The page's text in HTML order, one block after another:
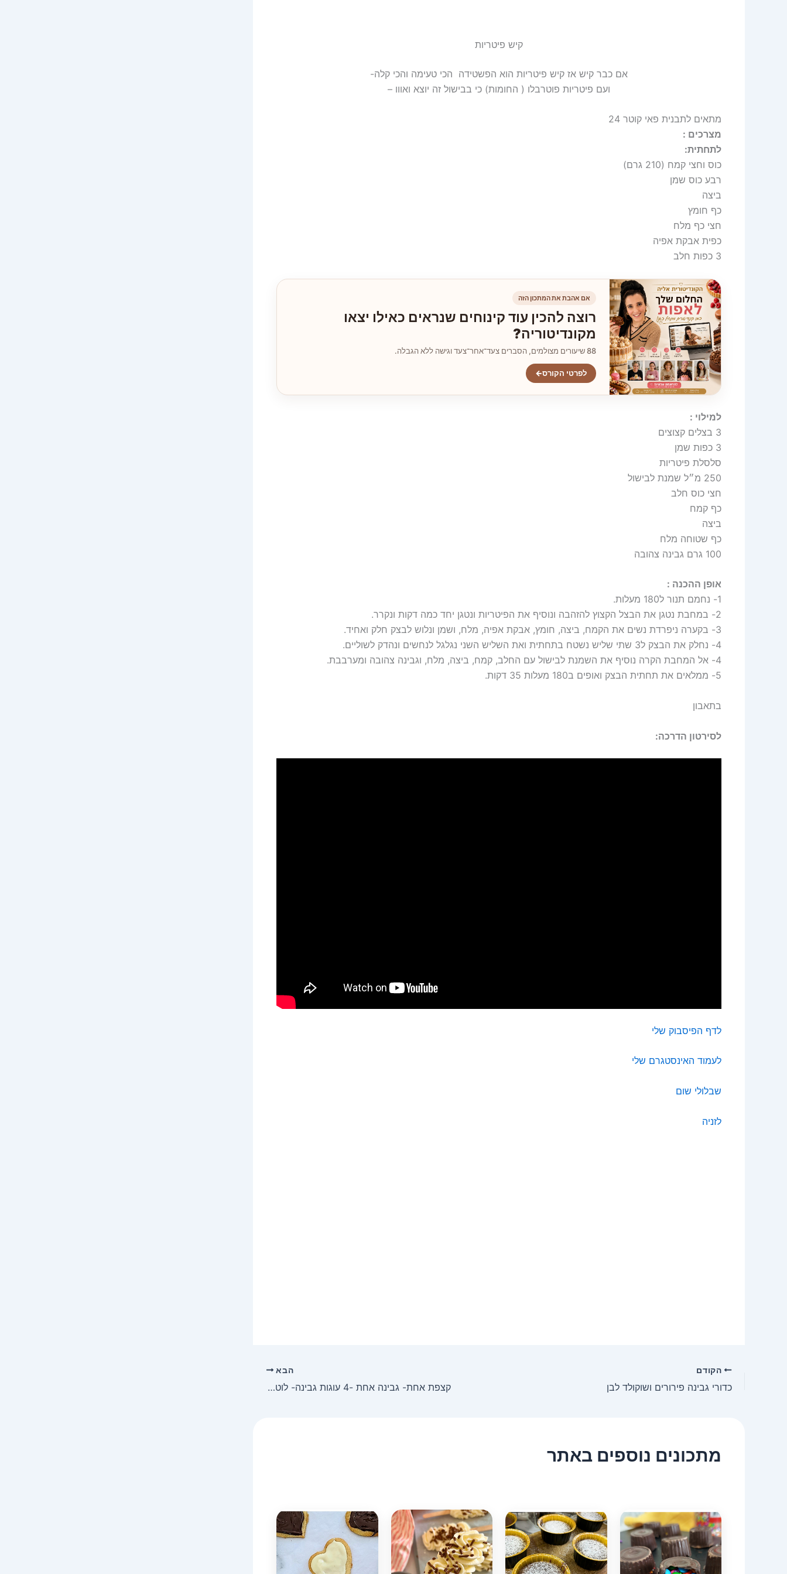
קיש פיטריות
אם כבר קיש אז קיש פיטריות הוא הפשטידה הכי טעימה והכי קלה-
ועם פיטריות פוטרבלו ( החומות) כי בבישול זה יוצא ואווו –
מתאים לתבנית פאי קוטר 24
מצרכים :
לתחתית:
כוס וחצי קמח (210 גרם)
רבע כוס שמן
ביצה
כף חומץ
חצי כף מלח
כפית אבקת אפיה
3 כפות חלב
אם אהבת את המתכון הזה
רוצה להכין עוד קינוחים שנראים כאילו יצאו
מקונדיטוריה?
88 שיעורים מצולמים, הסברים צעד־אחר־צעד וגישה ללא הגבלה.
לפרטי הקורס←
למילוי :
3 בצלים קצוצים
3 כפות שמן
סלסלת פיטריות
250 מ״ל שמנת לבישול
חצי כוס חלב
כף קמח
ביצה
כף שטוחה מלח
100 גרם גבינה צהובה
אופן ההכנה :
1- נחמם תנור ל180 מעלות.
2- במחבת נטגן את הבצל הקצוץ להזהבה ונוסיף את הפיטריות ונטגן יחד כמה דקות ונקרר.
3- בקערה ניפרדת נשים את הקמח, ביצה, חומץ, אבקת אפיה, מלח, ושמן ונלוש לבצק חלק ואחיד.
4- נחלק את הבצק ל3 שתי שליש נשטח בתחתית ואת השליש השני נגלגל לנחשים ונהדק לשוליים.
4- אל המחבת הקרה נוסיף את השמנת לבישול עם החלב, קמח, ביצה, מלח, וגבינה צהובה ומערבבת.
5- ממלאים את תחתית הבצק ואופים ב180 מעלות 35 דקות.
בתאבון
לסירטון הדרכה:
לדף הפיסבוק שלי
לעמוד האינסטגרם שלי
שבלולי שום
לזניה
הקודם
כדורי גבינה פירורים ושוקולד לבן
הבא
קצפת אחת- גבינה אחת -4 עוגות גבינה- לוטוס, טרמיסו, ביסקווטים, אוראו שוקולד לבן
מתכונים נוספים באתר